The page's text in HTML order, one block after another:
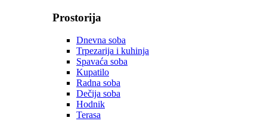
Prostorija
Dnevna soba
Trpezarija i kuhinja
Spavaća soba
Kupatilo
Radna soba
Dečija soba
Hodnik
Terasa